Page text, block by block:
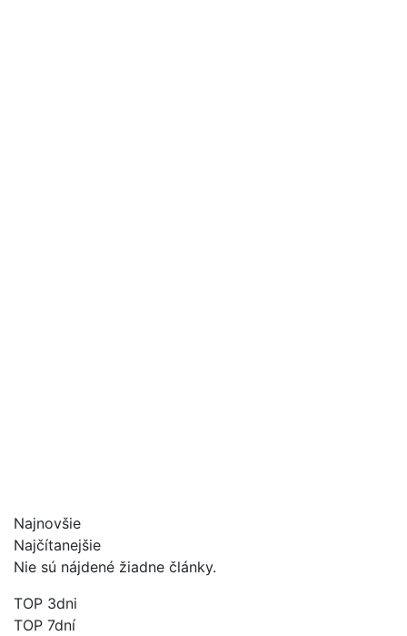
Najnovšie
Najčítanejšie
Nie sú nájdené žiadne články.
TOP 3dni
TOP 7dní